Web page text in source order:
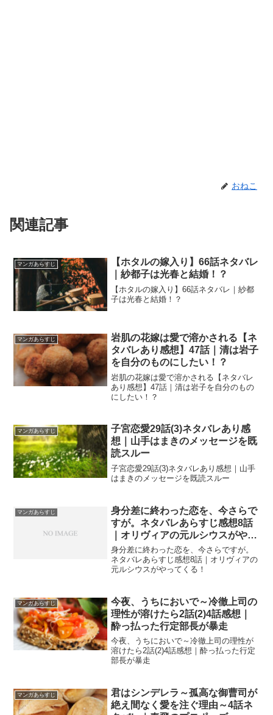
おねこ
関連記事
マンガあらすじ
【ホタルの嫁入り】66話ネタバレ
｜紗都子は光春と結婚！？
【ホタルの嫁入り】66話ネタバレ｜紗都
子は光春と結婚！？
マンガあらすじ
岩肌の花嫁は愛で溶かされる【ネ
タバレあり感想】47話｜清は岩子
を自分のものにしたい！？
岩肌の花嫁は愛で溶かされる【ネタバレ
あり感想】47話｜清は岩子を自分のもの
にしたい！？
マンガあらすじ
子宮恋愛29話(3)ネタバレあり感
想｜山手はまきのメッセージを既
読スルー
子宮恋愛29話(3)ネタバレあり感想｜山手
はまきのメッセージを既読スルー
マンガあらすじ
身分差に終わった恋を、今さらで
すが。ネタバレあらすじ感想8話
｜オリヴィアの元ルシウスがやっ
てくる！
身分差に終わった恋を、今さらですが。
ネタバレあらすじ感想8話｜オリヴィアの
元ルシウスがやってくる！
マンガあらすじ
今夜、うちにおいで～冷徹上司の
理性が溶けたら2話(2)4話感想｜
酔っ払った行定部長が暴走
今夜、うちにおいで～冷徹上司の理性が
溶けたら2話(2)4話感想｜酔っ払った行定
部長が暴走
マンガあらすじ
君はシンデレラ～孤高な御曹司が
絶え間なく愛を注ぐ理由～4話ネ